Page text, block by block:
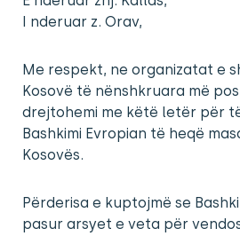
I nderuar z. Orav,
Me respekt, ne organizatat e
Kosovë të nënshkruara më
drejtohemi me këtë letër për
Bashkimi Evropian të heqë
Kosovës.
Përderisa e kuptojmë se
pasur arsyet e veta për